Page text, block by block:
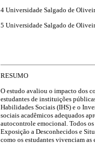
4 Universidade Salgado de
5 Universidade Salgado de
RESUMO
O estudo avaliou o impacto dos
estudantes de instituições
Habilidades Sociais (IHS) e o
sociais acadêmicos adequados
autocontrole emocional. Todos
Exposição a Desconhecidos e
como os estudantes vivenciam